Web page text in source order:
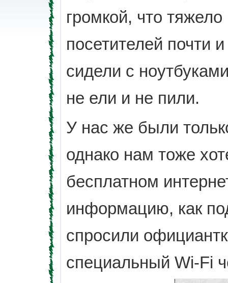
громкой, что
посетителей почти
сидели с
не ели и не пили.
У нас же были
однако нам тоже
бесплатном
информацию, как
спросили
специальный Wi-Fi